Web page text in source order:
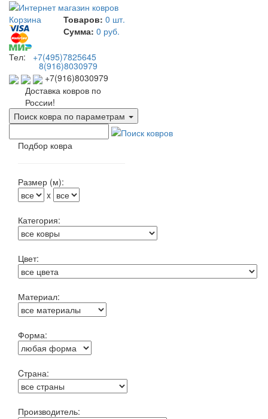
Корзина Товаров: 0 шт.
Сумма: 0 руб.
Тел: +7(495)7825645
8(916)8030979
+7(916)8030979
Доставка ковров по
России!
Поиск ковра по параметрам
Подбор ковра
Размер (м):
x
Категория:
Цвет:
Материал:
Форма:
Cтрана:
Производитель: